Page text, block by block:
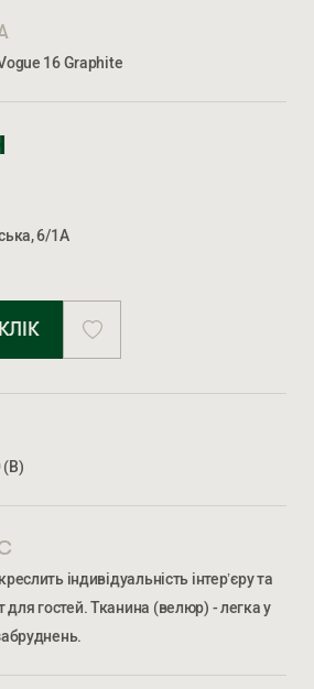
16 Graphite
6/1А
(В)
індивідуальність інтерʼєру та
гостей. Тканина (велюр) - легка у